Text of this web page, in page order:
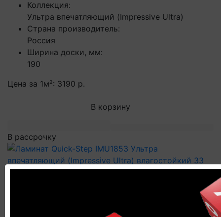
Коллекция:
Ультра впечатляющий (Impressive Ultra)
Страна производитель:
Россия
Ширина доски, мм:
190
Цена за 1м²: 3190 р.
В корзину
В рассрочку
Ультра впечатляющий (Impressive
Ultra) влагостойкий 33 класс ДУБ